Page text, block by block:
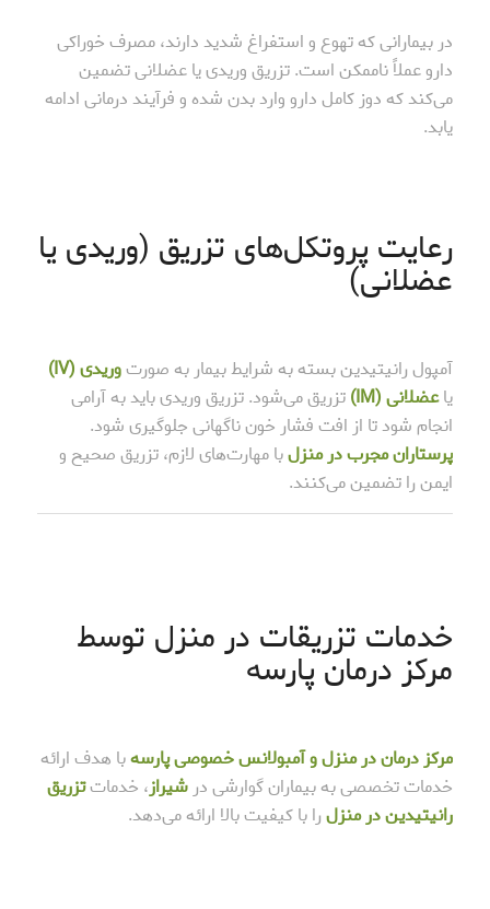
در بیمارانی که تهوع و استفراغ شدید دارند، مصرف خوراکی
دارو عملاً ناممکن است. تزریق وریدی یا عضلانی تضمین
می‌کند که دوز کامل دارو وارد بدن شده و فرآیند درمانی ادامه
یابد.
رعایت پروتکل‌های تزریق (وریدی یا
عضلانی)
آمپول رانیتیدین بسته به شرایط بیمار به صورتوریدی (IV)
یاعضلانی (IM)
تزریق می‌شود. تزریق وریدی باید به آرامی
انجام شود تا از افت فشار خون ناگهانی جلوگیری شود.
پرستاران مجرب در منزلبا مهارت‌های لازم، تزریق صحیح و
ایمن را تضمین می‌کنند.
خدمات تزریقات در منزل توسط
مرکز درمان پارسه
مرکز درمان در منزل و آمبولانس خصوصی پارسهبا هدف ارائه
خدمات تخصصی به بیماران گوارشی در شیراز، خدماتتزریق
رانیتیدین در منزلرا با کیفیت بالا ارائه می‌دهد.